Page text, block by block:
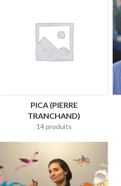
PICA (PIERRE
TRANCHAND)
14 produits